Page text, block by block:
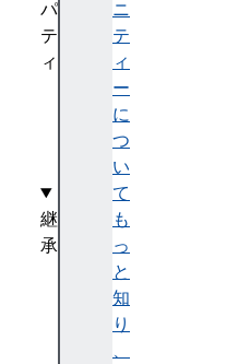
ニ
テ
ィ
ー
に
つ
い
て
も
っ
と
知
り
、
パ
テ
ィ
継
承